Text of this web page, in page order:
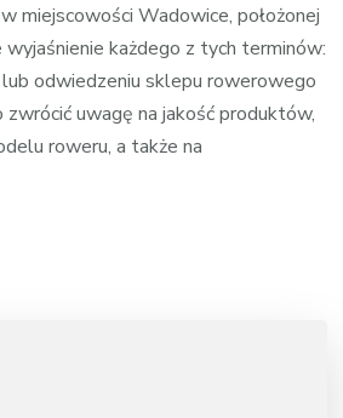
miejscowości Wadowice, położonej
każdego z tych terminów:
odwiedzeniu sklepu rowerowego
uwagę na jakość produktów,
roweru, a także na